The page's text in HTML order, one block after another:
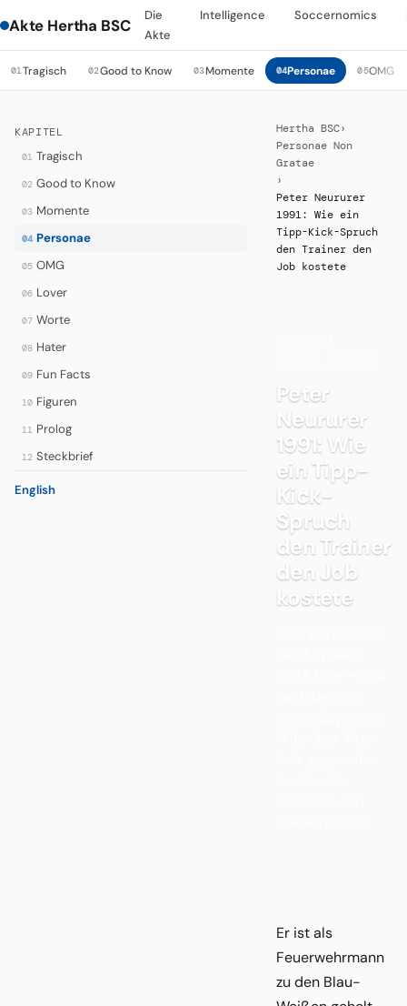
Akte Hertha BSC
Die
Akte
Intelligence Soccernomics
01Tragisch 02Good to Know 03Momente 04Personae 05OMG
KAPITEL
01 Tragisch
02 Good to Know
03 Momente
04 Personae
05 OMG
06 Lover
07 Worte
08 Hater
09 Fun Facts
10 Figuren
11 Prolog
12 Steckbrief
English
Hertha BSC›
Personae Non
Gratae
›
Peter Neururer
1991: Wie ein
Tipp-Kick-Spruch
den Trainer den
Job kostete
Peter
Neururer
1991: Wie
ein Tipp-
Kick-
Spruch
den Trainer
den Job
kostete
Er ist als
Feuerwehrmann
zu den Blau-